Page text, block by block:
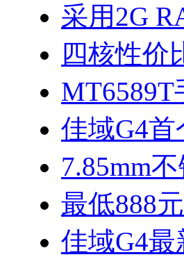
采用2G
四核性价
佳域G4
7.85mm
最低888
佳域G4